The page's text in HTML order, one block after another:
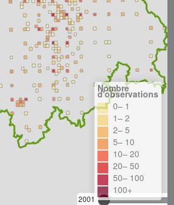
2001
Nombre
d'observations
0– 1
1– 2
2– 5
5– 10
10– 20
20– 50
50– 100
100+